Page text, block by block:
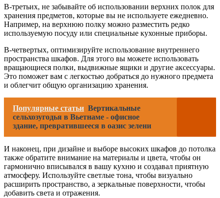
В-третьих, не забывайте об использовании верхних полок для
хранения предметов, которые вы не используете ежедневно.
Например, на верхнюю полку можно разместить редко
используемую посуду или специальные кухонные приборы.
В-четвертых, оптимизируйте использование внутреннего
пространства шкафов. Для этого вы можете использовать
вращающиеся полки, выдвижные ящики и другие аксессуары.
Это поможет вам с легкостью добраться до нужного предмета
и облегчит общую организацию хранения.
Популярные статьи Вертикальные
сельхозугодья в Вьетнаме - офисное
здание, превратившееся в оазис зелени
И наконец, при дизайне и выборе высоких шкафов до потолка
также обратите внимание на материалы и цвета, чтобы он
гармонично вписывался в вашу кухню и создавал приятную
атмосферу. Используйте светлые тона, чтобы визуально
расширить пространство, а зеркальные поверхности, чтобы
добавить света и отражения.